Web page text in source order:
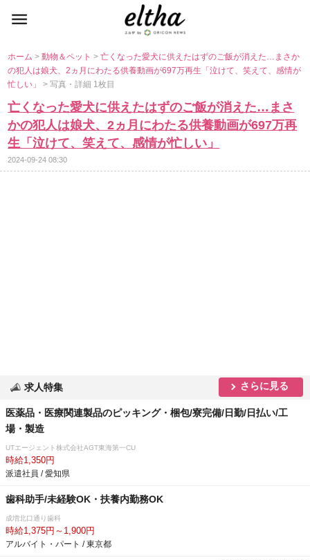
ホーム>動物＆ペット>亡くなった愛犬に供えたはずのご飯が消えた…まさか
の犯人は娘犬、2ヵ月にわたる供養動画が697万再生「泣けて、笑えて、感情が
忙しい」> 写真・詳細 1枚目
亡くなった愛犬に供えたはずのご飯が消えた…まさ
かの犯人は娘犬、2ヵ月にわたる供養動画が697万再
生「泣けて、笑えて、感情が忙しい」
2024-09-24 08:30
求人特集 さらに見る
医薬品・医療関連製品のピッキング・梱包/寮完備/日勤/日払い/工
場・製造
UTエージェント株式会社AGT東海第一CU
時給1,350円
派遣社員 / 愛知県
歯科助手/未経験OK・扶養内勤務OK
成増北口通り歯科
時給1,375円～1,900円
アルバイト・パート / 東京都